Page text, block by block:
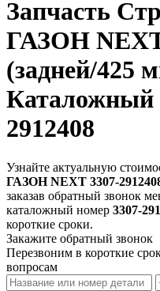
Запчасть
ГАЗОН NEXT
(задней/425
Каталожный
2912408
Узнайте актуальную
ГАЗОН NEXT 3307-
заказав обратный звонок
каталожный номер 3307-
короткие сроки.
Закажите обратный звонок
Перезвоним в короткие
вопросам